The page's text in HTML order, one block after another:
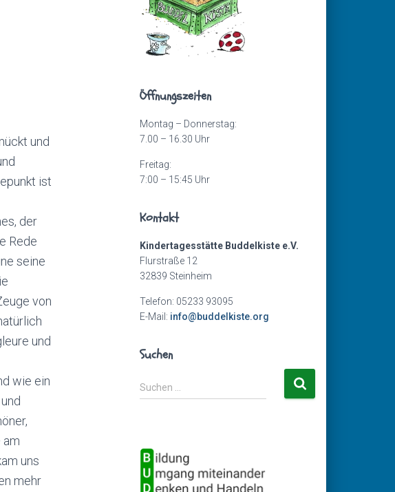
und
ist
der
Rede
seine
von
und
wie ein
am
uns
mehr
Öffnungszeiten
Montag – Donnerstag:
7.00 – 16.30 Uhr
Freitag:
7:00 – 15:45 Uhr
Kontakt
Kindertagesstätte Buddelkiste e.V.
Flurstraße 12
32839 Steinheim
Telefon: 05233 93095
E-Mail: info@buddelkiste.org
Suchen
S
u
n
a
Suchen …